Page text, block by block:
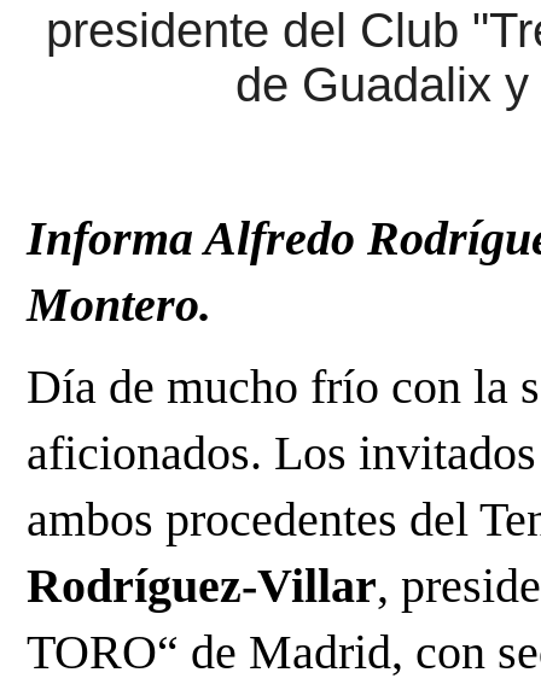
presidente del Club
de Guadalix
Informa Alfredo
Montero.
Día de mucho frío con la
aficionados. Los
ambos procedentes del
Rodríguez-Villar,
TORO“ de Madrid, con